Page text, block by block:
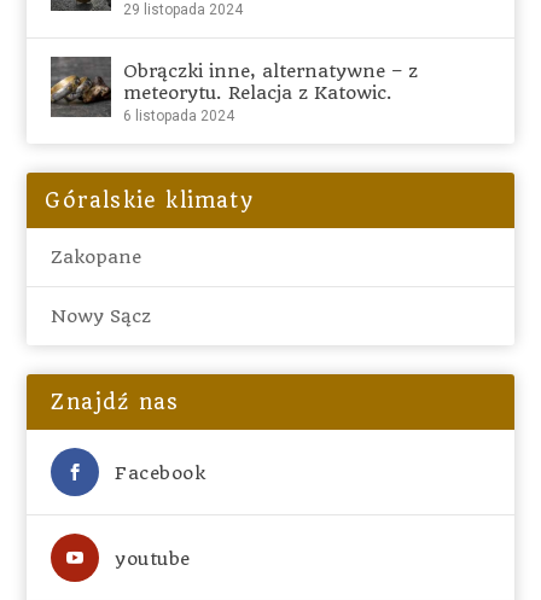
29 listopada 2024
Obrączki inne, alternatywne – z
meteorytu. Relacja z Katowic.
6 listopada 2024
Góralskie klimaty
Zakopane
Nowy Sącz
Znajdź nas
Facebook
youtube